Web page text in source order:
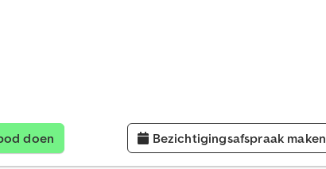
doen Bezichtigingsafspraak maken